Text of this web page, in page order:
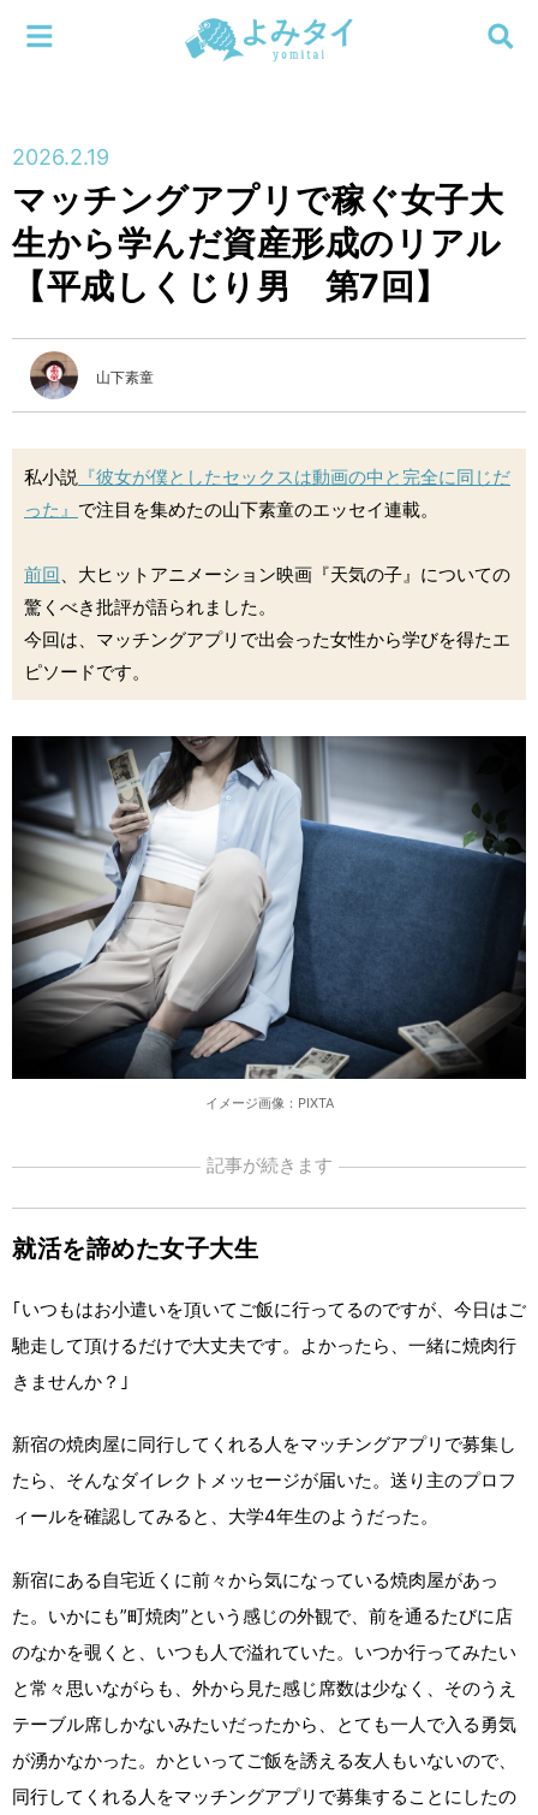
連載
新刊
編集部
検索する
メニューを閉じる
2026.2.19
マッチングアプリで稼ぐ女子大
生から学んだ資産形成のリアル
【平成しくじり男 第7回】
山下素童
私小説 『彼女が僕としたセックスは動画の中と完全に同じだ
った』 で注目を集めたの山下素童のエッセイ連載。
前回、大ヒットアニメーション映画『天気の子』についての
驚くべき批評が語られました。
今回は、マッチングアプリで出会った女性から学びを得たエ
ピソードです。
イメージ画像：PIXTA
記事が続きます
就活を諦めた女子大生
｢いつもはお小遣いを頂いてご飯に行ってるのですが、今日はご
馳走して頂けるだけで大丈夫です。よかったら、一緒に焼肉行
きませんか？｣
新宿の焼肉屋に同行してくれる人をマッチングアプリで募集し
たら、そんなダイレクトメッセージが届いた。送り主のプロフ
ィールを確認してみると、大学4年生のようだった。
新宿にある自宅近くに前々から気になっている焼肉屋があっ
た。いかにも”町焼肉”という感じの外観で、前を通るたびに店
のなかを覗くと、いつも人で溢れていた。いつか行ってみたい
と常々思いながらも、外から見た感じ席数は少なく、そのうえ
テーブル席しかないみたいだったから、とても一人で入る勇気
が湧かなかった。かといってご飯を誘える友人もいないので、
同行してくれる人をマッチングアプリで募集することにしたの